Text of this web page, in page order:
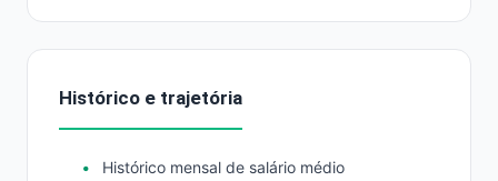
Histórico e trajetória
Histórico mensal de salário médio